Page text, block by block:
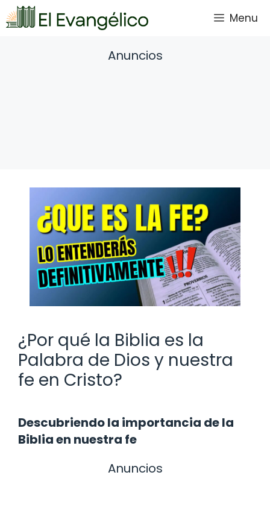
Saltar
al
Menu
Anuncios
¿Por qué la Biblia es la
Palabra de Dios y nuestra
fe en Cristo?
Descubriendo la importancia de la
Biblia en nuestra fe
Anuncios